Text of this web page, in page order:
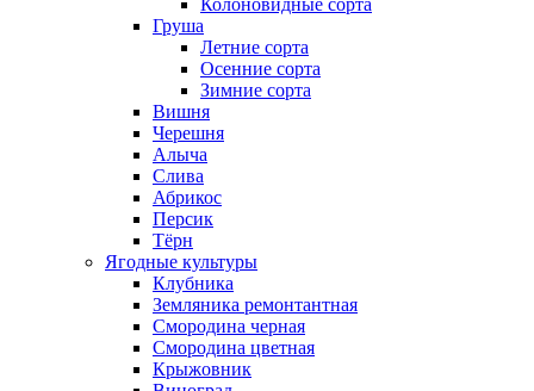
Колоновидные сорта
Груша
Летние сорта
Осенние сорта
Зимние сорта
Вишня
Черешня
Алыча
Слива
Абрикос
Персик
Тёрн
Ягодные культуры
Клубника
Земляника ремонтантная
Смородина черная
Смородина цветная
Крыжовник